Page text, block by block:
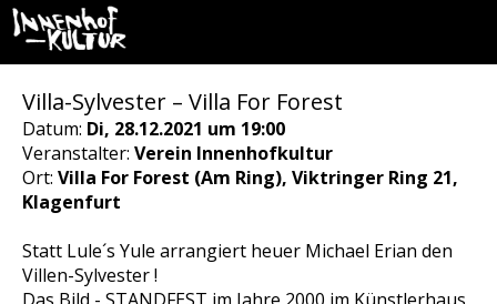
Villa-Sylvester – Villa For Forest
Datum: Di, 28.12.2021 um 19:00
Veranstalter: Verein Innenhofkultur
Ort: Villa For Forest (Am Ring), Viktringer Ring 21,
Klagenfurt
Statt Lule´s Yule arrangiert heuer Michael Erian den
Villen-Sylvester !